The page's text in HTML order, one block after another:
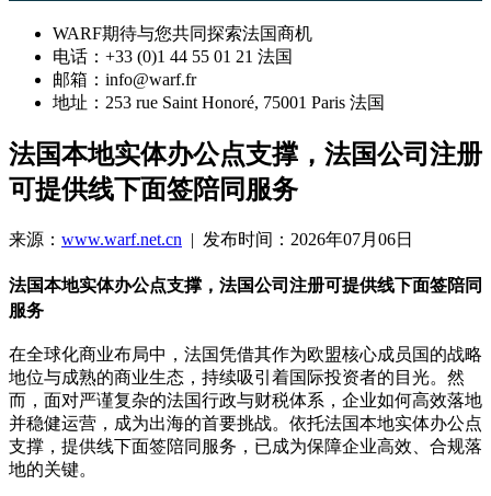
WARF期待与您共同探索法国商机
电话：+33 (0)1 44 55 01 21 法国
邮箱：info@warf.fr
地址：253 rue Saint Honoré, 75001 Paris 法国
法国本地实体办公点支撑，法国公司注册
可提供线下面签陪同服务
来源： www.warf.net.cn | 发布时间：2026年07月06日
法国本地实体办公点支撑，法国公司注册可提供线下面签陪同
服务
在全球化商业布局中，法国凭借其作为欧盟核心成员国的战略
地位与成熟的商业生态，持续吸引着国际投资者的目光。然
而，面对严谨复杂的法国行政与财税体系，企业如何高效落地
并稳健运营，成为出海的首要挑战。依托法国本地实体办公点
支撑，提供线下面签陪同服务，已成为保障企业高效、合规落
地的关键。